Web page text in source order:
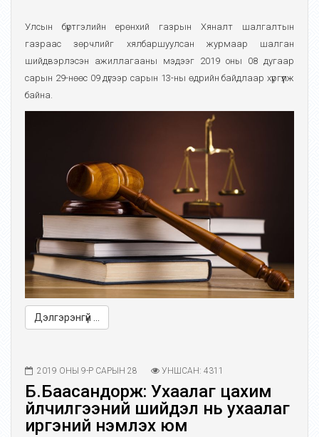
Улсын бүртгэлийн ерөнхий газрын Хяналт шалгалтын
газраас зөрчлийг хялбаршуулсан журмаар шалган
шийдвэрлэсэн ажиллагааны мэдээг 2019 оны 08 дугаар
сарын 29-нөөс 09 дүгээр сарын 13-ны өдрийн байдлаар хүргүүлж
байна.
Дэлгэрэнгүй ...
2019 ОНЫ 9-Р САРЫН 28 УНШСАН: 4311
Б.Баасандорж: Ухаалаг цахим
үйлчилгээний шийдэл нь ухаалаг
иргэний үнэмлэх юм